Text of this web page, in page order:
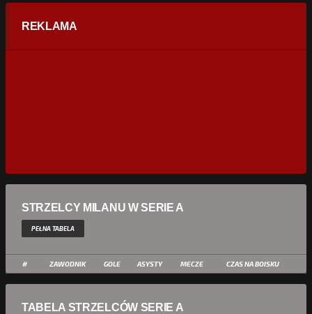
REKLAMA
STRZELCY MILANU W SERIE A
PEŁNA TABELA
# ZAWODNIK GOLE ASYSTY MECZE CZAS NA BOISKU
TABELA STRZELCÓW SERIE A